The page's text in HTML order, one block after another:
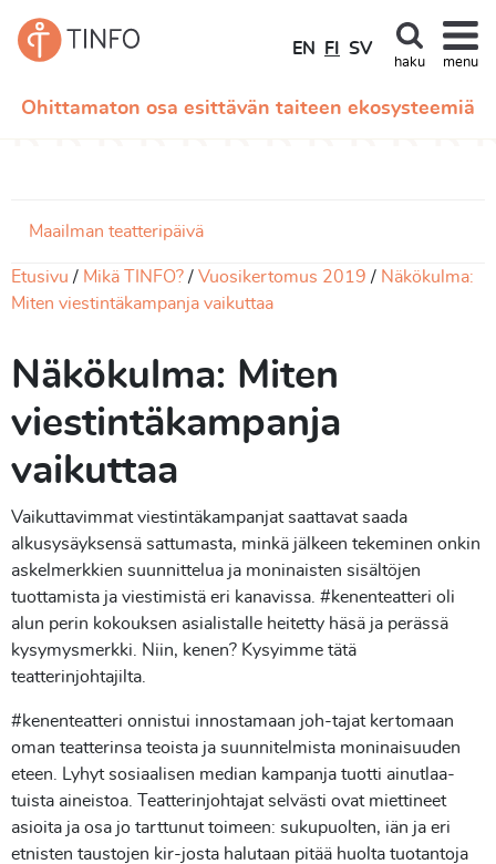
Ohittamaton osa esittävän taiteen ekosysteemiä
EN FI SV
haku menu
Maailman teatteripäivä
Etusivu Mikä TINFO? Vuosikertomus 2019
Näkökulma:
Miten viestintäkampanja vaikuttaa
Näkökulma: Miten
viestintäkampanja
vaikuttaa
Vaikuttavimmat viestintäkampanjat saattavat saada
alkusysäyksensä sattumasta, minkä jälkeen tekeminen onkin
askelmerkkien suunnittelua ja moninaisten sisältöjen
tuottamista ja viestimistä eri kanavissa. #kenenteatteri oli
alun perin kokouksen asialistalle heitetty häsä ja perässä
kysymysmerkki. Niin, kenen? Kysyimme tätä
teatterinjohtajilta.
#kenenteatteri onnistui innostamaan joh-tajat kertomaan
oman teatterinsa teoista ja suunnitelmista moninaisuuden
eteen. Lyhyt sosiaalisen median kampanja tuotti ainutlaa-
tuista aineistoa. Teatterinjohtajat selvästi ovat miettineet
asioita ja osa jo tarttunut toimeen: sukupuolten, iän ja eri
etnisten taustojen kir-josta halutaan pitää huolta tuotantoja